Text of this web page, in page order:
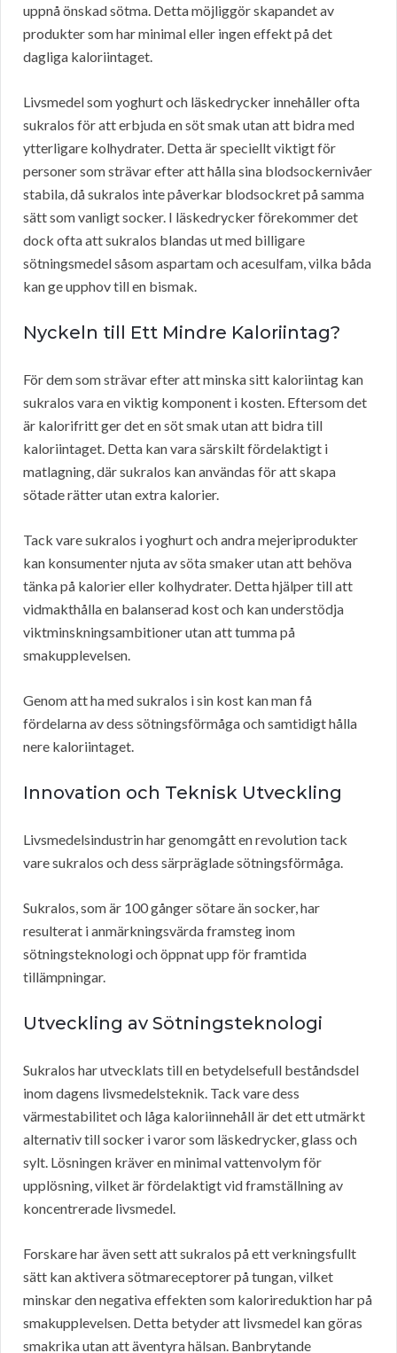
uppnå önskad sötma. Detta möjliggör skapandet av
produkter som har minimal eller ingen effekt på det
dagliga kaloriintaget.
Livsmedel som yoghurt och läskedrycker innehåller ofta
sukralos för att erbjuda en söt smak utan att bidra med
ytterligare kolhydrater. Detta är speciellt viktigt för
personer som strävar efter att hålla sina blodsockernivåer
stabila, då sukralos inte påverkar blodsockret på samma
sätt som vanligt socker. I läskedrycker förekommer det
dock ofta att sukralos blandas ut med billigare
sötningsmedel såsom aspartam och acesulfam, vilka båda
kan ge upphov till en bismak.
Nyckeln till Ett Mindre Kaloriintag?
För dem som strävar efter att minska sitt kaloriintag kan
sukralos vara en viktig komponent i kosten. Eftersom det
är kalorifritt ger det en söt smak utan att bidra till
kaloriintaget. Detta kan vara särskilt fördelaktigt i
matlagning, där sukralos kan användas för att skapa
sötade rätter utan extra kalorier.
Tack vare sukralos i yoghurt och andra mejeriprodukter
kan konsumenter njuta av söta smaker utan att behöva
tänka på kalorier eller kolhydrater. Detta hjälper till att
vidmakthålla en balanserad kost och kan understödja
viktminskningsambitioner utan att tumma på
smakupplevelsen.
Genom att ha med sukralos i sin kost kan man få
fördelarna av dess sötningsförmåga och samtidigt hålla
nere kaloriintaget.
Innovation och Teknisk Utveckling
Livsmedelsindustrin har genomgått en revolution tack
vare sukralos och dess särpräglade sötningsförmåga.
Sukralos, som är 100 gånger sötare än socker, har
resulterat i anmärkningsvärda framsteg inom
sötningsteknologi och öppnat upp för framtida
tillämpningar.
Utveckling av Sötningsteknologi
Sukralos har utvecklats till en betydelsefull beståndsdel
inom dagens livsmedelsteknik. Tack vare dess
värmestabilitet och låga kaloriinnehåll är det ett utmärkt
alternativ till socker i varor som läskedrycker, glass och
sylt. Lösningen kräver en minimal vattenvolym för
upplösning, vilket är fördelaktigt vid framställning av
koncentrerade livsmedel.
Forskare har även sett att sukralos på ett verkningsfullt
sätt kan aktivera sötmareceptorer på tungan, vilket
minskar den negativa effekten som kalorireduktion har på
smakupplevelsen. Detta betyder att livsmedel kan göras
smakrika utan att äventyra hälsan. Banbrytande